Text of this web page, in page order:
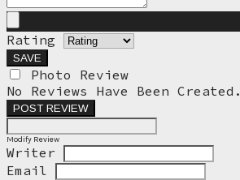
Rating
SAVE
Photo Review
No Reviews Have Been Created.
POST REVIEW
Modify Review
Writer
Email